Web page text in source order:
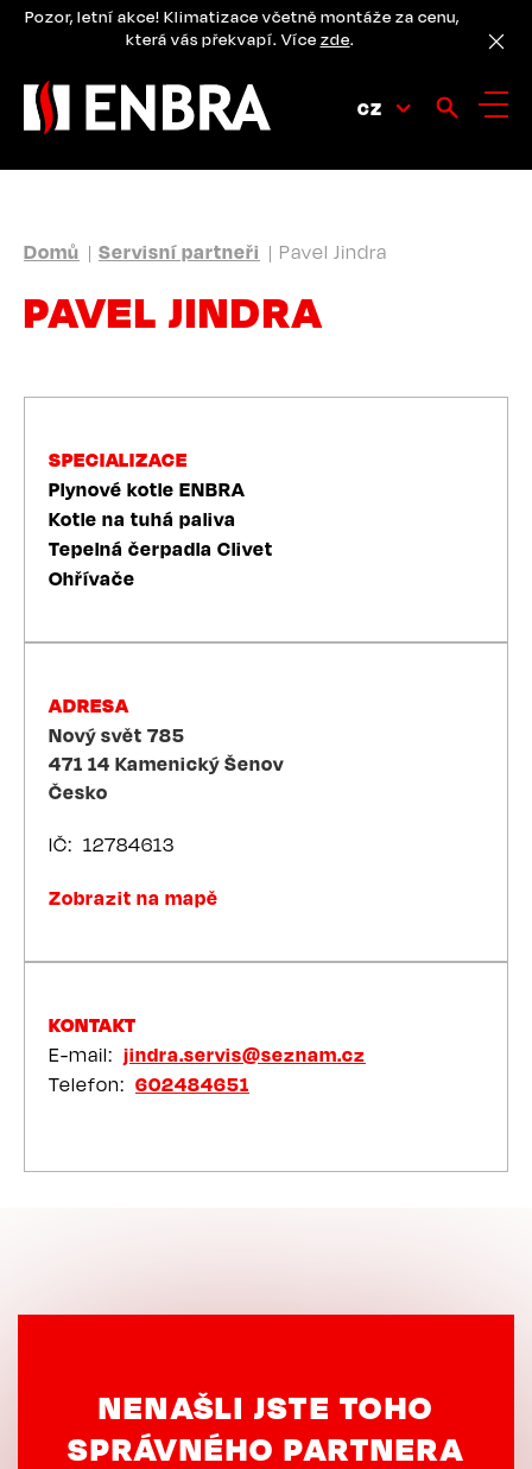
PřejítPozor, letní akce! Klimatizace včetně montáže za cenu,
která vás překvapí. Více zde.
CZ
DROBEČKOVÁ
NAVIGACE
Domů Servisní partneři Pavel Jindra
PAVEL JINDRA
SPECIALIZACE
Plynové kotle ENBRA
Kotle na tuhá paliva
Tepelná čerpadla Clivet
Ohřívače
ADRESA
Nový svět 785
471 14 Kamenický Šenov
Česko
IČ 12784613
Zobrazit na mapě
KONTAKT
E-mail
jindra.servis@seznam.cz
Telefon
602484651
NENAŠLI JSTE TOHO
SPRÁVNÉHO PARTNERA